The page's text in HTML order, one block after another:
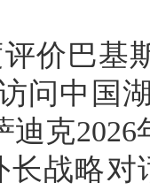
价巴基
问中国
迪克
长战略